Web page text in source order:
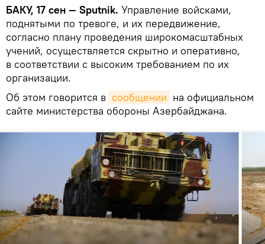
БАКУ, 17 сен — Sputnik. Управление войсками,
поднятыми по тревоге, и их передвижение,
согласно плану проведения широкомасштабных
учений, осуществляется скрытно и оперативно,
в соответствии с высоким требованием по их
организации.
Об этом говорится в сообщении на официальном
сайте министерства обороны Азербайджана.